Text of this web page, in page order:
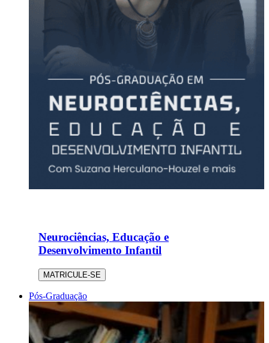
Neurociências, Educação e
Desenvolvimento Infantil
MATRICULE-SE
Pós-Graduação